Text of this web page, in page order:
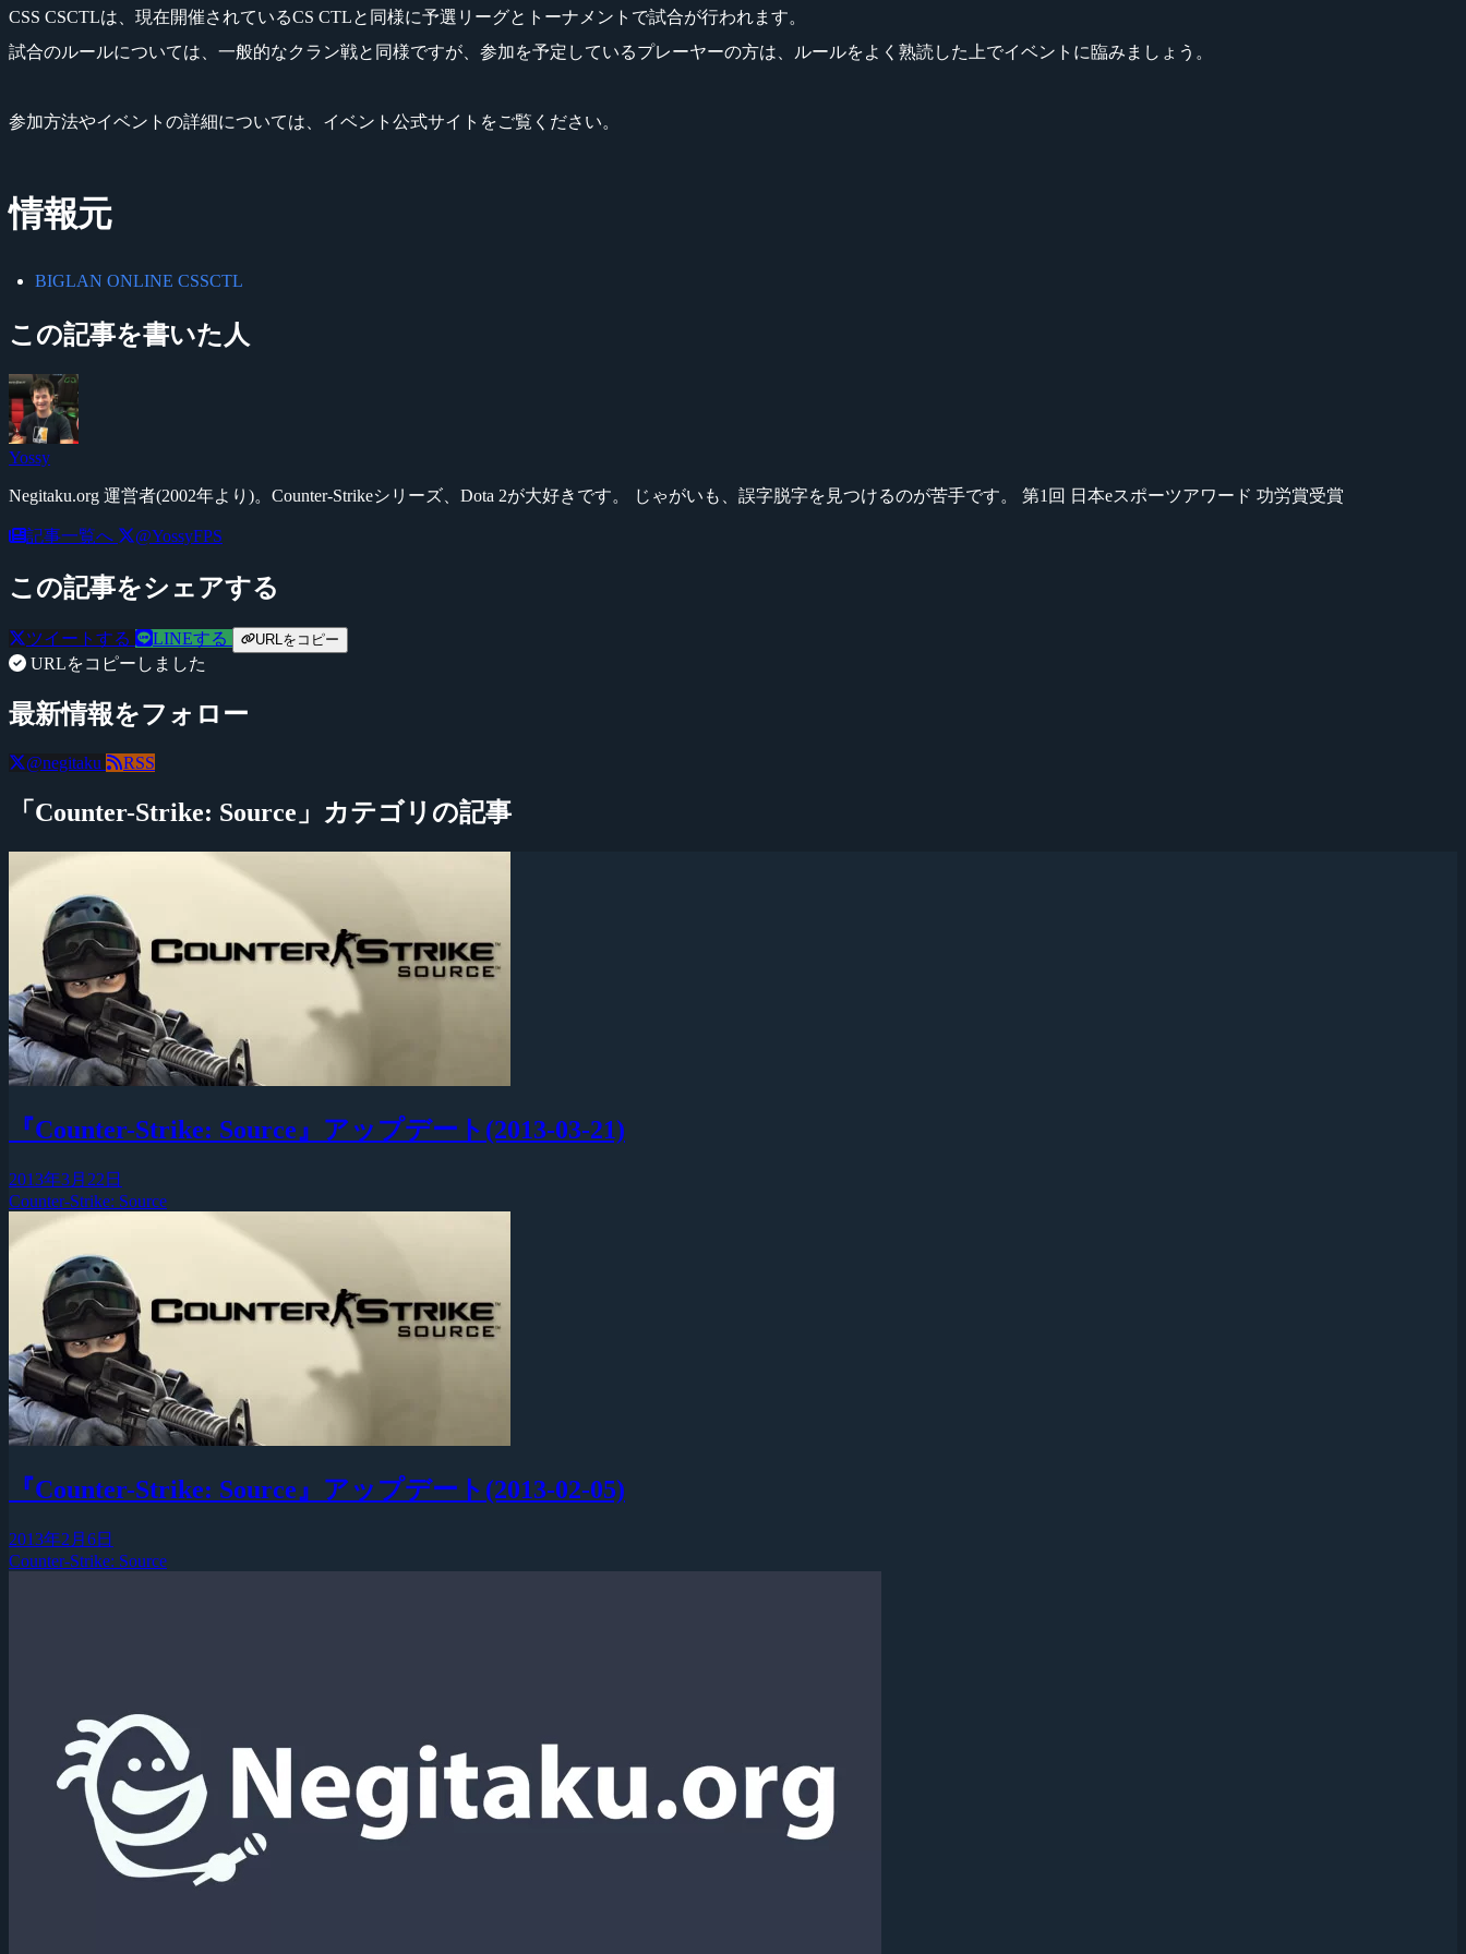
CSS CSCTLは、現在開催されているCS CTLと同様に予選リーグとトーナメントで試合が行われます。
試合のルールについては、一般的なクラン戦と同様ですが、参加を予定しているプレーヤーの方は、ルールをよく熟読した上でイベントに臨みましょう。
参加方法やイベントの詳細については、イベント公式サイトをご覧ください。
情報元
BIGLAN ONLINE CSSCTL
この記事を書いた人
Yossy
Negitaku.org 運営者(2002年より)。Counter-Strikeシリーズ、Dota 2が大好きです。 じゃがいも、誤字脱字を見つけるのが苦手です。 第1回 日本eスポーツアワード 功労賞受賞
記事一覧へ @YossyFPS
この記事をシェアする
ツイートする LINEする URLをコピー
URLをコピーしました
最新情報をフォロー
@negitaku RSS
「Counter-Strike: Source」カテゴリの記事
『Counter-Strike: Source』アップデート(2013-03-21)
2013年3月22日
Counter-Strike: Source
『Counter-Strike: Source』アップデート(2013-02-05)
2013年2月6日
Counter-Strike: Source